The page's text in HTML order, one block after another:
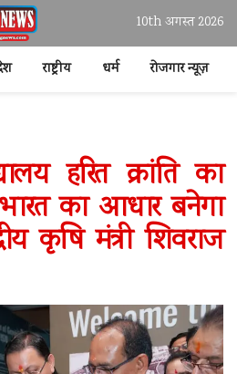
10th अगस्त 2026
राष्ट्रीय धर्म रोजगार न्यूज़
हरित क्रांति का
का आधार बनेगा
कृषि मंत्री शिवराज